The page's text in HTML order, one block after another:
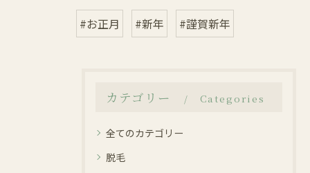
#お正月 #新年 #謹賀新年
カテゴリー Categories
全てのカテゴリー
脱毛